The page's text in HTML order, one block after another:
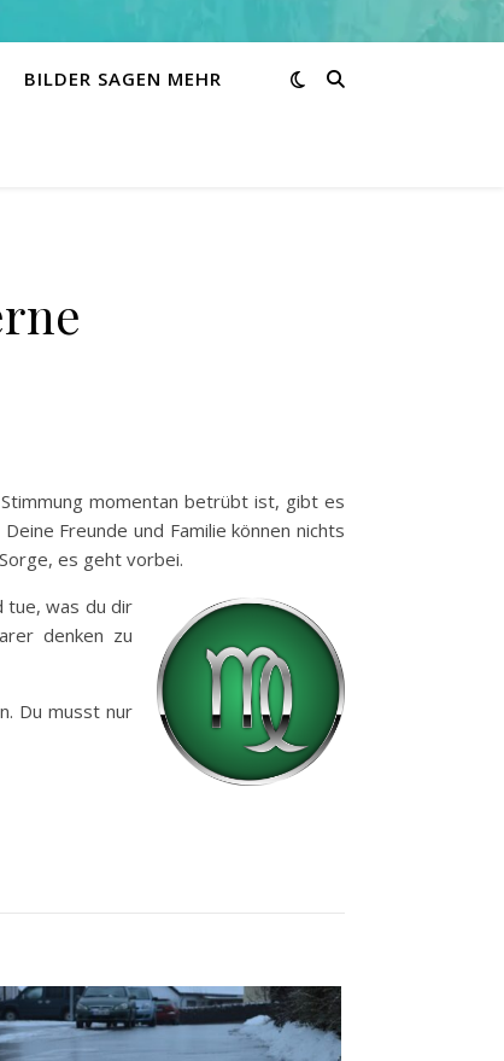
BILDER SAGEN MEHR
momentan betrübt ist, gibt es
Freunde und Familie können nichts
es geht vorbei.
tue, was du dir
denken zu
Du musst nur